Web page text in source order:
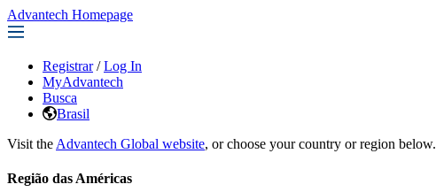
Advantech Homepage
Registrar / Log In
MyAdvantech
Busca
Brasil
Visit the Advantech Global website, or choose your country or region below.
Região das Américas